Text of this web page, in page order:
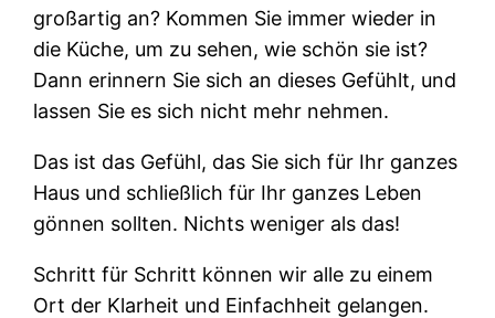
großartig an? Kommen Sie immer wieder in
die Küche, um zu sehen, wie schön sie ist?
Dann erinnern Sie sich an dieses Gefühlt, und
lassen Sie es sich nicht mehr nehmen.
Das ist das Gefühl, das Sie sich für Ihr ganzes
Haus und schließlich für Ihr ganzes Leben
gönnen sollten. Nichts weniger als das!
Schritt für Schritt können wir alle zu einem
Ort der Klarheit und Einfachheit gelangen.